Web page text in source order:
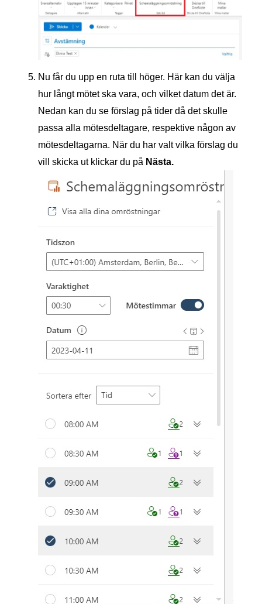
Nu får du upp en ruta till höger. Här kan du välja
hur långt mötet ska vara, och vilket datum det är.
Nedan kan du se förslag på tider då det skulle
passa alla mötesdeltagare, respektive någon av
mötesdeltagarna. När du har valt vilka förslag du
vill skicka ut klickar du på Nästa.